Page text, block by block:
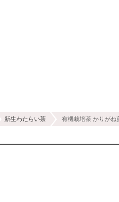
新生わたらい茶 有機栽培茶 かりが